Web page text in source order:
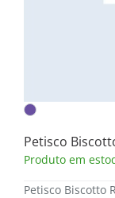
Petisco
Produto em
Petisco Biscotto